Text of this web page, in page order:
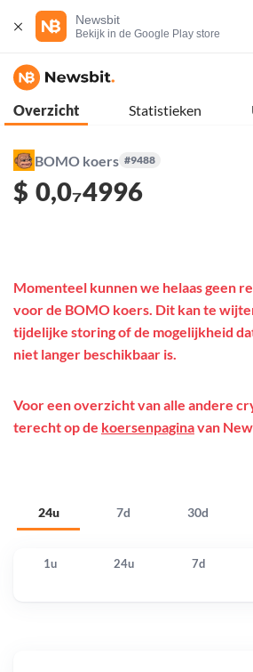
Newsbit
Bekijk in de Google Play store
Overzicht Statistieken
BOMO koers #9488
$ 0,0₇4996
24u 7d 30d
Momenteel kunnen we helaas geen
voor de BOMO koers. Dit kan te
tijdelijke storing of de mogelijkheid
niet langer beschikbaar is.
Voor een overzicht van alle andere
terecht op de koersenpaginavan
1u 24u 7d